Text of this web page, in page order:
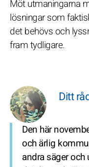
Möt utmaningarna
lösningar som
det behövs och
fram tydligare.
Ditt
Den här
och ärlig
andra säger